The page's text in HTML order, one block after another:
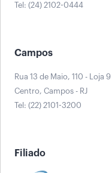
Tel: (24) 2102-0444
Campos
Rua 13 de Maio, 110 - Loja 9
Centro, Campos - RJ
Tel: (22) 2101-3200
Filiado